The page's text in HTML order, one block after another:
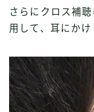
さらにクロス補
用して、耳にかけ